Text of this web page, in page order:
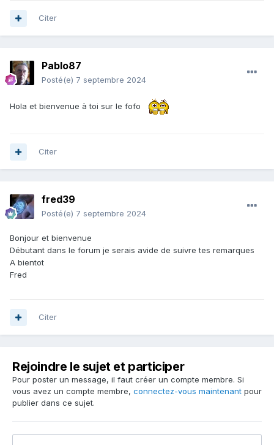
Citer
Pablo87
Posté(e) 7 septembre 2024
Hola et bienvenue à toi sur le fofo
Citer
fred39
Posté(e) 7 septembre 2024
Bonjour et bienvenue
Débutant dans le forum je serais avide de suivre tes remarques
A bientot
Fred
Citer
Rejoindre le sujet et participer
Pour poster un message, il faut créer un compte membre. Si
vous avez un compte membre, connectez-vous maintenant pour
publier dans ce sujet.